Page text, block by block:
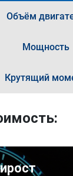
Объём
Мощность
Крутящий